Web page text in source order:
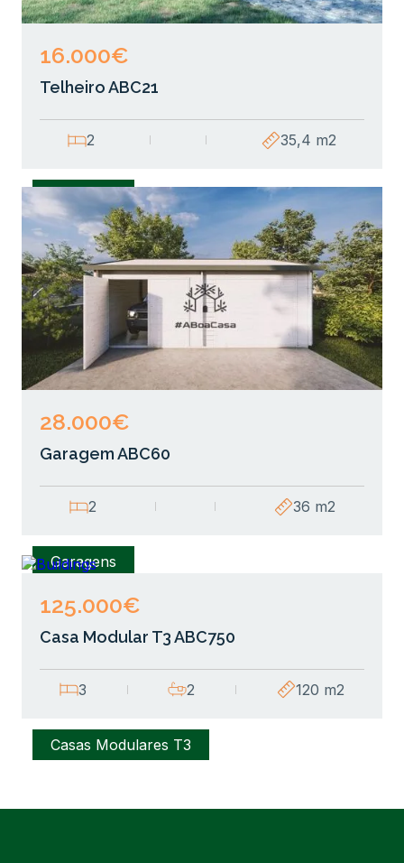
16.000€
Telheiro ABC21
2 35,4 m2
Garagens
28.000€
Garagem ABC60
2 36 m2
Garagens
125.000€
Casa Modular T3 ABC750
3 2 120 m2
Casas Modulares T3